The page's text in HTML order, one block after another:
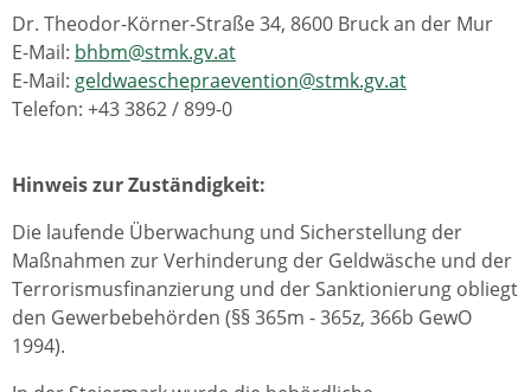
Dr. Theodor-Körner-Straße 34, 8600 Bruck an der Mur
E-Mail: bhbm@stmk.gv.at
E-Mail: geldwaeschepraevention@stmk.gv.at
Telefon: +43 3862 / 899-0
Hinweis zur Zuständigkeit:
Die laufende Überwachung und Sicherstellung der
Maßnahmen zur Verhinderung der Geldwäsche und der
Terrorismusfinanzierung und der Sanktionierung obliegt
den Gewerbebehörden (§§ 365m - 365z, 366b GewO
1994).